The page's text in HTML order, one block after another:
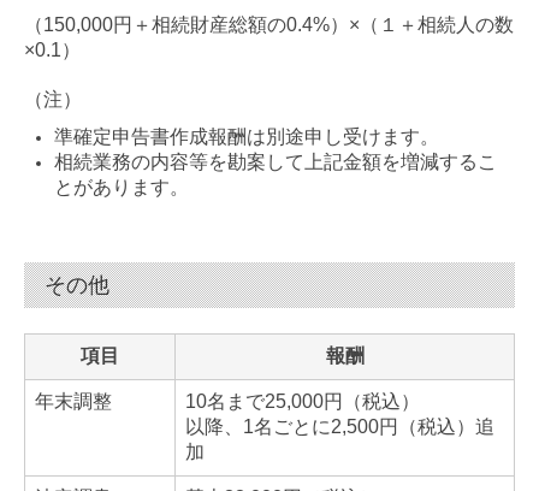
（150,000円＋相続財産総額の0.4%）×（１＋相続人の数
×0.1）
（注）
準確定申告書作成報酬は別途申し受けます。
相続業務の内容等を勘案して上記金額を増減するこ
とがあります。
その他
項目 報酬
年末調整
10名まで25,000円（税込）
以降、1名ごとに2,500円（税込）追
加